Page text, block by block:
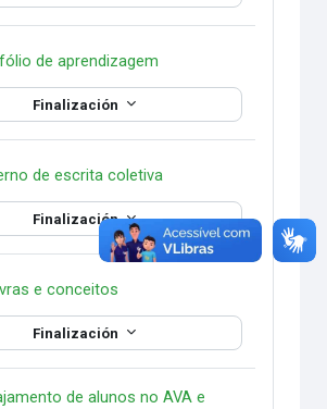
de aprendizagem
Finalización
de escrita coletiva
Finalización
e conceitos
Finalización
de alunos no AVA e